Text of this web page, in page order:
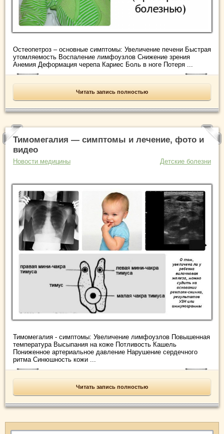
Остеопетроз – основные симптомы: Увеличение печени Быстрая
утомляемость Воспаление лимфоузлов Снижение зрения
Анемия Деформация черепа Кариес Боль в ноге Потеря ...
Читать запись полностью
Тимомегалия — симптомы и лечение, фото и
видео
Новости медицины Детские болезни
Тимомегалия - симптомы: Увеличение лимфоузлов Повышенная
температура Высыпания на коже Потливость Кашель
Пониженное артериальное давление Нарушение сердечного
ритма Синюшность кожи ...
Читать запись полностью